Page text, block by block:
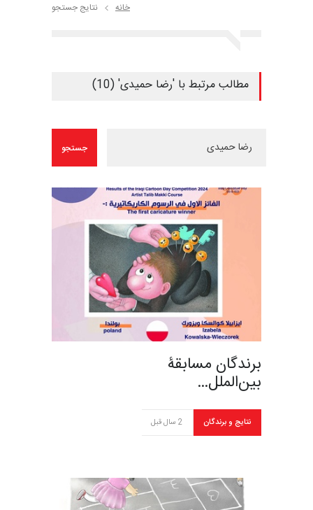
خانه نتایج جستجو
مطالب مرتبط با 'رضا حمیدی' (10)
برندگان مسابقۀ
بین‌الملل…
نتایج و برندگان 2 سال قبل